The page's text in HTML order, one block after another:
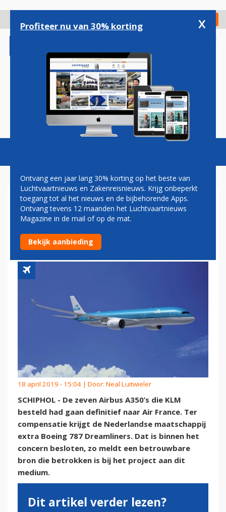
gaan
Check in
Magazine Podcasts Vacatures
DEFINITIEF GEEN AIRBUS
A350'S VOOR KLM; MEER
BOEING 787'S
18 april 2019 - 15:04 | Door: Neal Luitwieler
SCHIPHOL - De zeven Airbus A350’s die KLM
besteld had gaan definitief naar Air France. Ter
compensatie krijgt de Nederlandse maatschappij
extra Boeing 787 Dreamliners. Dat is binnen het
concern besloten, zo meldt een betrouwbare
bron die betrokken is bij het project aan dit
medium.
Dit artikel verder lezen?
Profiteer nu van 30% korting x
Ontvang een jaar lang 30% korting op het beste van
Luchtvaartnieuws en Zakenreisnieuws. Krijg onbeperkt
toegang tot al het nieuws en de bijbehorende Apps.
Ontvang tevens 12 maanden het Luchtvaartnieuws
Magazine in de mail of op de mat.
Bekijk aanbieding